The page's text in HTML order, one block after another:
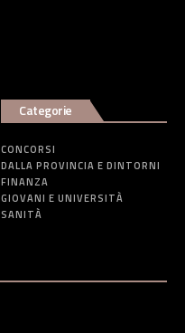
Categorie
CONCORSI
DALLA PROVINCIA E DINTORNI
FINANZA
GIOVANI E UNIVERSITÀ
SANITÀ